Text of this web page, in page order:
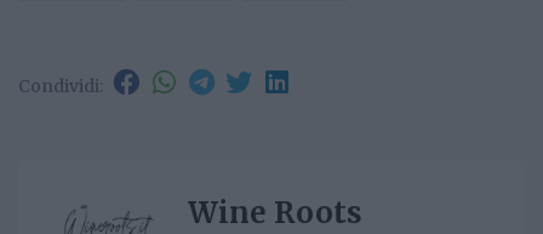
Condividi:
Wine Roots